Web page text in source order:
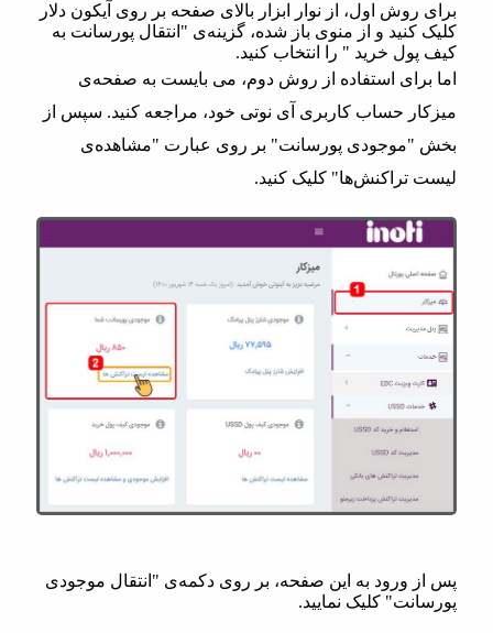
برای روش اول، از نوار ابزار بالای صفحه بر روی آیکون دلار
کلیک کنید و از منوی باز شده، گزینه‌ی "انتقال پورسانت به
کیف پول خرید " را انتخاب کنید.
اما برای استفاده از روش دوم، می بایست به صفحه‌ی
میزکار حساب کاربری آی نوتی خود، مراجعه کنید. سپس از
بخش "موجودی پورسانت" بر روی عبارت "مشاهده‌ی
لیست تراکنش‌ها" کلیک کنید.
پس از ورود به این صفحه، بر روی دکمه‌ی "انتقال موجودی
پورسانت" کلیک نمایید.